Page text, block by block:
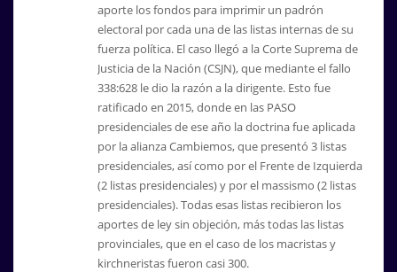
aporte los fondos para imprimir un padrón
electoral por cada una de las listas internas de su
fuerza política. El caso llegó a la Corte Suprema de
Justicia de la Nación (CSJN), que mediante el fallo
338:628 le dio la razón a la dirigente. Esto fue
ratificado en 2015, donde en las PASO
presidenciales de ese año la doctrina fue aplicada
por la alianza Cambiemos, que presentó 3 listas
presidenciales, así como por el Frente de Izquierda
(2 listas presidenciales) y por el massismo (2 listas
presidenciales). Todas esas listas recibieron los
aportes de ley sin objeción, más todas las listas
provinciales, que en el caso de los macristas y
kirchneristas fueron casi 300.